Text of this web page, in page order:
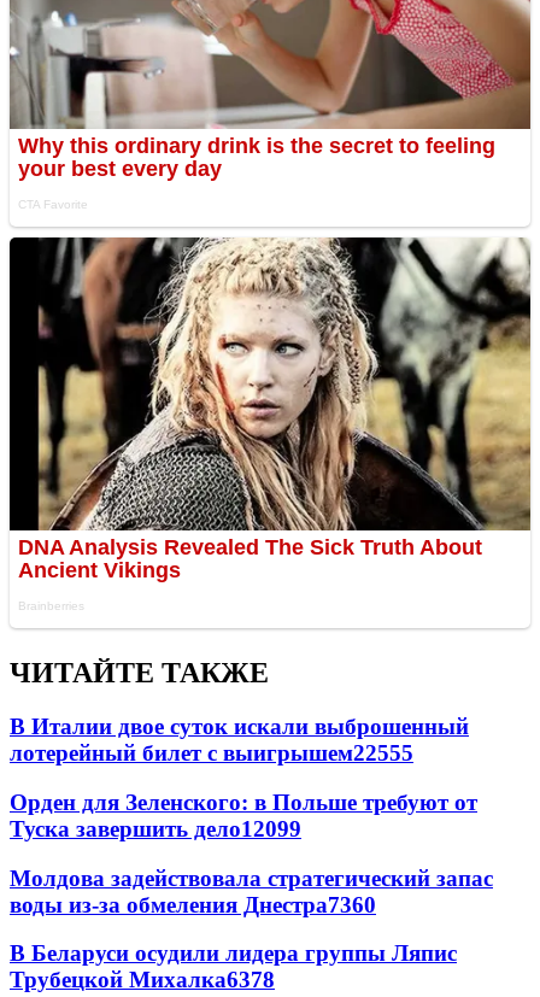
ЧИТАЙТЕ ТАКЖЕ
В Италии двое суток искали выброшенный
лотерейный билет с выигрышем22555
Орден для Зеленского: в Польше требуют от
Туска завершить дело12099
Молдова задействовала стратегический запас
воды из-за обмеления Днестра7360
В Беларуси осудили лидера группы Ляпис
Трубецкой Михалка6378